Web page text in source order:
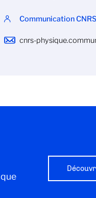
Communication
cnrs-